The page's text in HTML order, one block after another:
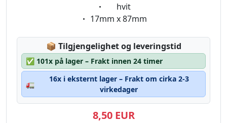
Eigenschaft:
hvit
Eigenschaft:
17mm x 87mm
📦 Lagerstatus:
Tilgjengelighet og leveringstid
✅ 101x på lager – Frakt innen 24 timer
🚛
16x i eksternt lager – Frakt om cirka 2-3
virkedager
8,50 EUR